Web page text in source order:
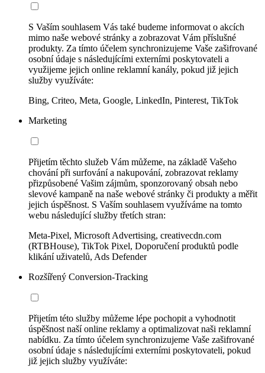
S Vaším souhlasem Vás také budeme informovat o akcích
mimo naše webové stránky a zobrazovat Vám příslušné
produkty. Za tímto účelem synchronizujeme Vaše zašifrované
osobní údaje s následujícími externími poskytovateli a
využijeme jejich online reklamní kanály, pokud již jejich
služby využíváte:
Bing, Criteo, Meta, Google, LinkedIn, Pinterest, TikTok
Marketing
Přijetím těchto služeb Vám můžeme, na základě Vašeho
chování při surfování a nakupování, zobrazovat reklamy
přizpůsobené Vašim zájmům, sponzorovaný obsah nebo
slevové kampaně na naše webové stránky či produkty a měřit
jejich úspěšnost. S Vaším souhlasem využíváme na tomto
webu následující služby třetích stran:
Meta-Pixel, Microsoft Advertising, creativecdn.com
(RTBHouse), TikTok Pixel, Doporučení produktů podle
klikání uživatelů, Ads Defender
Rozšířený Conversion-Tracking
Přijetím této služby můžeme lépe pochopit a vyhodnotit
úspěšnost naší online reklamy a optimalizovat naši reklamní
nabídku. Za tímto účelem synchronizujeme Vaše zašifrované
osobní údaje s následujícími externími poskytovateli, pokud
již jejich služby využíváte: